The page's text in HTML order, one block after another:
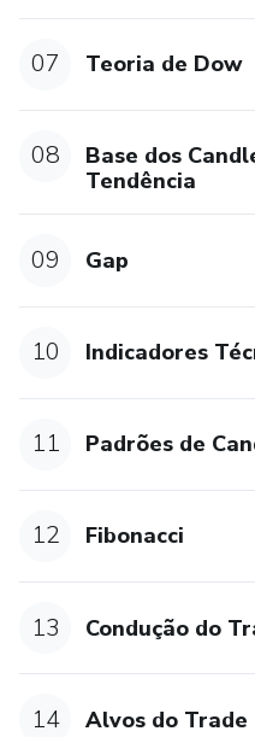
07 Teoria de Dow
08
Base dos
Tendência
09 Gap
10 Indicadores
11 Padrões de
12 Fibonacci
13 Condução do
14 Alvos do Trade